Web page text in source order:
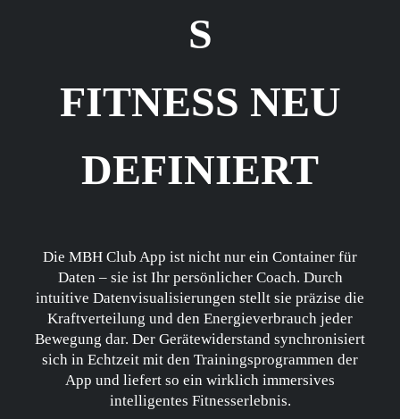
S
FITNESS NEU
DEFINIERT
Die MBH Club App ist nicht nur ein Container für
Daten – sie ist Ihr persönlicher Coach. Durch
intuitive Datenvisualisierungen stellt sie präzise die
Kraftverteilung und den Energieverbrauch jeder
Bewegung dar. Der Gerätewiderstand synchronisiert
sich in Echtzeit mit den Trainingsprogrammen der
App und liefert so ein wirklich immersives
intelligentes Fitnesserlebnis.